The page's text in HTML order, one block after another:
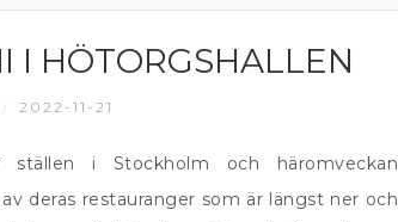
I HÖTORGSHALLEN
2022-11-21
i Stockholm och häromveckan
deras restauranger som är längst ner och